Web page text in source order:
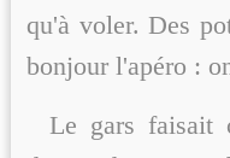
qu'à voler. Des
bonjour l'apéro :
Le gars faisait